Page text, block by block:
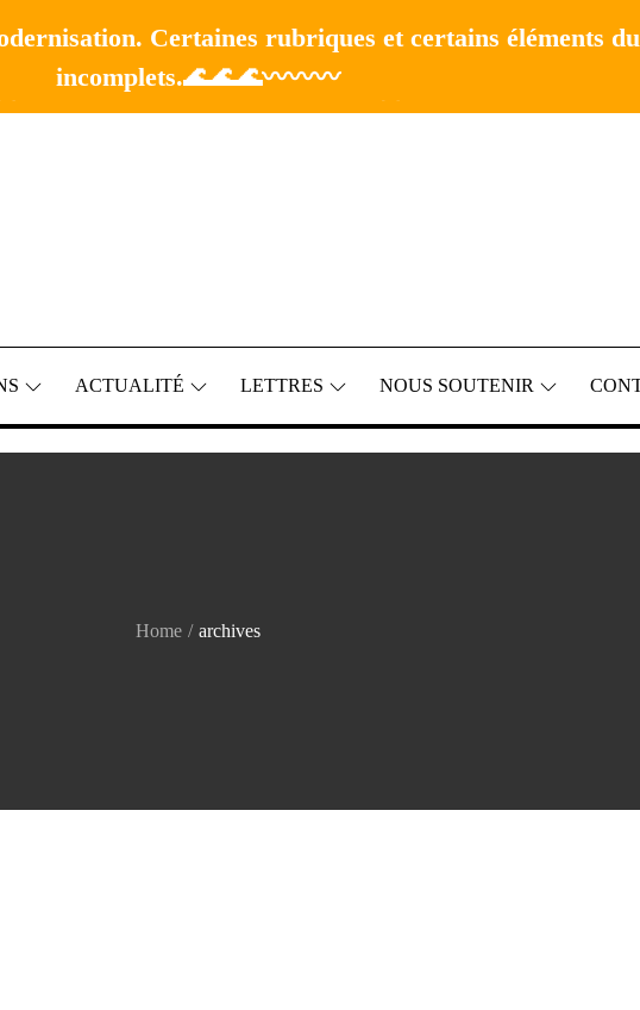
Certaines rubriques et certains éléments
incomplets.🌊🌊🌊〰️〰️〰️
Merci de votre compréhension.🚧
ACTUALITÉ LETTRES NOUS SOUTENIR
Home archives